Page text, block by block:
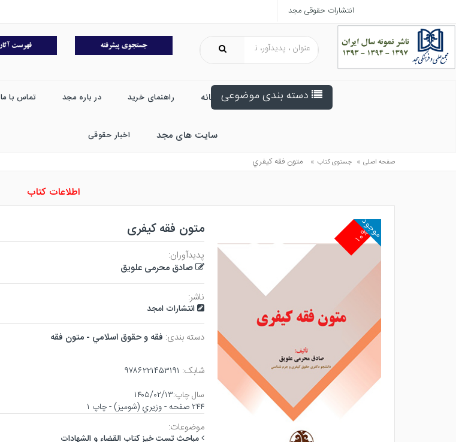
انتشارات حقوقی مجد
دسته بندی موضوعی خانه راهنمای خرید در باره مجد تماس با ما
سایت های مجد اخبار حقوقی
صفحه اصلی » جستوی کتاب » متون فقه كيفري
اطلاعات کتاب
۱۰%
موجود متون فقه کیفری
پدیدآوران:
صادق محرمی علویق
ناشر:
انتشارات امجد
دسته بندی: فقه و حقوق اسلامي - متون فقه
شابک: ۹۷۸۶۲۲۱۴۵۳۱۹۱
سال چاپ:۱۴۰۵/۰۲/۱۳
۲۴۴ صفحه - وزيري (شوميز) - چاپ ۱
موضوعات:
مباحث تست خيز كتاب القضاء و الشهادات